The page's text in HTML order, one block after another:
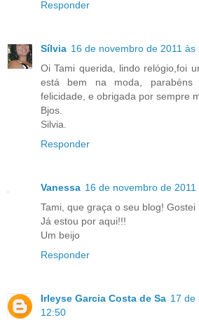
Responder
Sílvia 16 de novembro de 2011 às
Oi Tami querida, lindo relógio,foi
está bem na moda,
felicidade, e obrigada por sempre
Bjos.
Silvia.
Responder
Vanessa 16 de novembro de
Tami, que graça o seu blog! Gostei
Já estou por aqui!!!
Um beijo
Responder
Irleyse Garcia Costa de Sa 17 de
12:50